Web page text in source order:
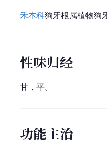
禾本科狗牙根属植物狗
性味归经
甘，平。
功能主治